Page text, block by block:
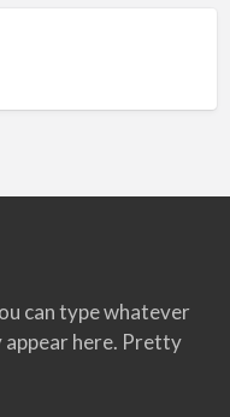
can type whatever
here. Pretty